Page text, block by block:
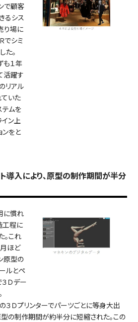
で顧客
るシス
り場に
でシミ
た。
も１年
活躍す
リアル
いた
テムを
ン上
ンをと
導入により、原型の制作期間が半分
に慣れ
工程に
。これ
ほど
原型の
ルとペ
３Ｄデー
３Ｄプリンターでパーツごとに等身大出
型の制作期間が約半分に短縮された。この